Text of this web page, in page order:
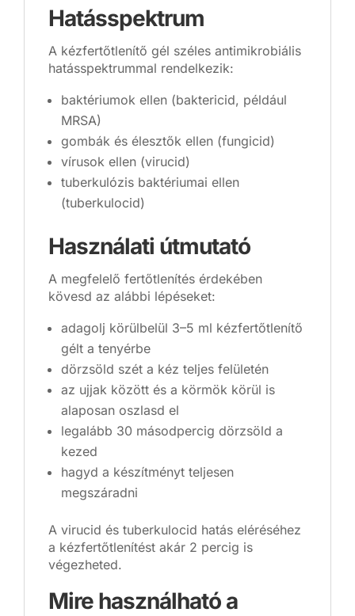
Hatásspektrum
A kézfertőtlenítő gél széles antimikrobiális
hatásspektrummal rendelkezik:
baktériumok ellen (baktericid, például
MRSA)
gombák és élesztők ellen (fungicid)
vírusok ellen (virucid)
tuberkulózis baktériumai ellen
(tuberkulocid)
Használati útmutató
A megfelelő fertőtlenítés érdekében
kövesd az alábbi lépéseket:
adagolj körülbelül 3–5 ml kézfertőtlenítő
gélt a tenyérbe
dörzsöld szét a kéz teljes felületén
az ujjak között és a körmök körül is
alaposan oszlasd el
legalább 30 másodpercig dörzsöld a
kezed
hagyd a készítményt teljesen
megszáradni
A virucid és tuberkulocid hatás eléréséhez
a kézfertőtlenítést akár 2 percig is
végezheted.
Mire használható a